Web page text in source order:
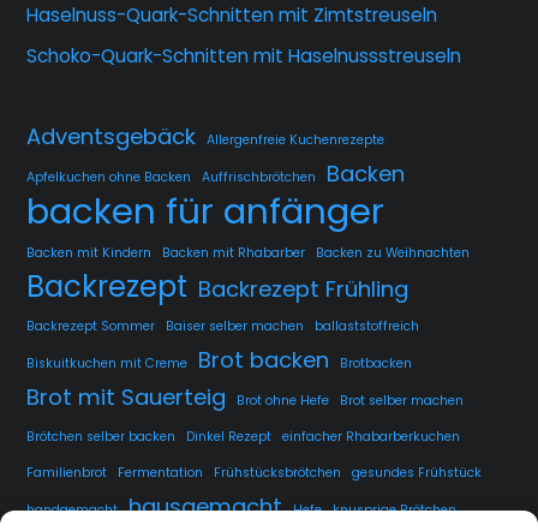
Haselnuss-Quark-Schnitten mit Zimtstreuseln
Schoko-Quark-Schnitten mit Haselnussstreuseln
Adventsgebäck Allergenfreie Kuchenrezepte
Apfelkuchen ohne Backen Auffrischbrötchen Backen
backen für anfänger
Backen mit Kindern Backen mit Rhabarber Backen zu Weihnachten
Backrezept Backrezept Frühling
Backrezept Sommer Baiser selber machen ballaststoffreich
Biskuitkuchen mit Creme Brot backen Brotbacken
Brot mit Sauerteig Brot ohne Hefe
Brot selber machen
Brötchen selber backen
Dinkel Rezept
einfacher Rhabarberkuchen
Familienbrot
Fermentation Frühstücksbrötchen gesundes Frühstück
handgemacht hausgemacht Hefe knusprige Brötchen